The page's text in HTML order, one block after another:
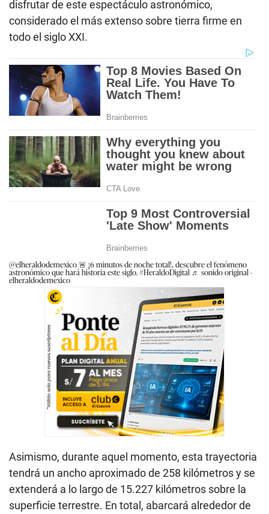
disfrutar de este espectáculo astronómico,
considerado el más extenso sobre tierra firme en
todo el siglo XXI.
@elheraldodemexico🚨 ¡6 minutos de noche total!, descubre el fenómeno
astronómico que hará historia este siglo.#HeraldoDigital ♬ sonido original -
elheraldodemexico
Asimismo, durante aquel momento, esta trayectoria
tendrá un ancho aproximado de 258 kilómetros y se
extenderá a lo largo de 15.227 kilómetros sobre la
superficie terrestre. En total, abarcará alrededor de